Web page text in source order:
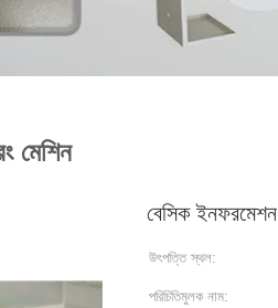
মেশিন
বেসিক ইনফরমেশন
উৎপত্তি স্থল:
পরিচিতিমুলক নাম: